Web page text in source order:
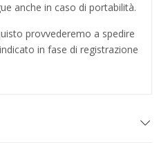
anche in caso di portabilità.
provvederemo a spedire
in fase di registrazione